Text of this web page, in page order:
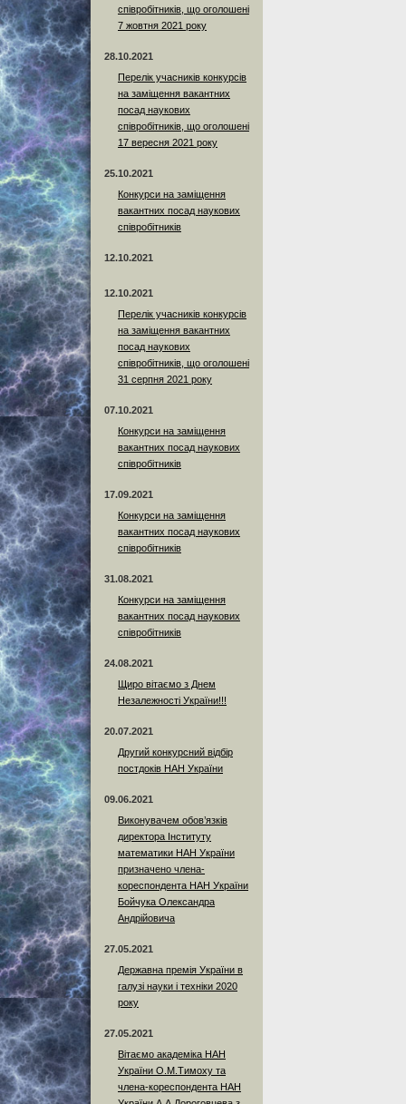
співробітників, що оголошені
7 жовтня 2021 року
28.10.2021
Перелік учасників конкурсів
на заміщення вакантних
посад наукових
співробітників, що оголошені
17 вересня 2021 року
25.10.2021
Конкурси на заміщення
вакантних посад наукових
співробітників
12.10.2021
12.10.2021
Перелік учасників конкурсів
на заміщення вакантних
посад наукових
співробітників, що оголошені
31 серпня 2021 року
07.10.2021
Конкурси на заміщення
вакантних посад наукових
співробітників
17.09.2021
Конкурси на заміщення
вакантних посад наукових
співробітників
31.08.2021
Конкурси на заміщення
вакантних посад наукових
співробітників
24.08.2021
Щиро вітаємо з Днем
Незалежності України!!!
20.07.2021
Другий конкурсний відбір
постдоків НАН України
09.06.2021
Виконувачем обов’язків
директора Інституту
математики НАН України
призначено члена-
кореспондента НАН України
Бойчука Олександра
Андрійовича
27.05.2021
Державна премія України в
галузі науки і техніки 2020
року
27.05.2021
Вітаємо академіка НАН
України О.М.Тимоху та
члена-кореспондента НАН